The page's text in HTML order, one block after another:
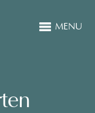
MENU